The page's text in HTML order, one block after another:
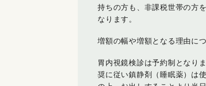
持ちの方も、非課税世帯の方
なります。
増額の幅や増額となる理由に
胃内視鏡検診は予約制となり
奨に従い鎮静剤（睡眠薬）は